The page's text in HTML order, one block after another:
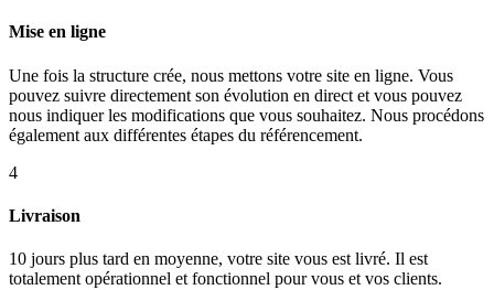
Mise en ligne
Une fois la structure crée, nous mettons votre site en ligne. Vous
pouvez suivre directement son évolution en direct et vous pouvez
nous indiquer les modifications que vous souhaitez. Nous procédons
également aux différentes étapes du référencement.
4
Livraison
10 jours plus tard en moyenne, votre site vous est livré. Il est
totalement opérationnel et fonctionnel pour vous et vos clients.